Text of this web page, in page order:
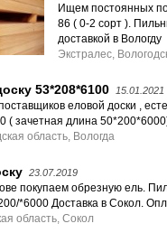
Ищем постоянных
86 ( 0-2 сорт ).
доставкой в Вологду
Экстралес,
53*208*6100 15.01.2021
еловой доски ,
( зачетная длина
область, Вологда
23.07.2019
покупаем обрезную ель.
*6000 Доставка в Сокол.
область, Сокол